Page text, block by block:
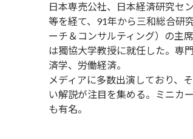
日本専売公社、日本経済研究セ
等を経て、91年から三和総合研
ーチ＆コンサルティング）の主
は獨協大学教授に就任した。専
済学、労働経済。
メディアに多数出演しており、
い解説が注目を集める。ミニカ
も有名。